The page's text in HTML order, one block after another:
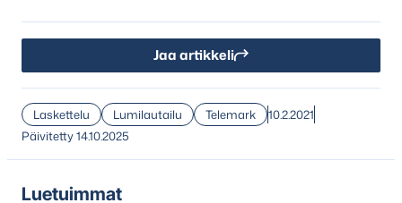
Jaa artikkeli
Laskettelu Lumilautailu Telemark
10.2.2021
Päivitetty 14.10.2025
Luetuimmat